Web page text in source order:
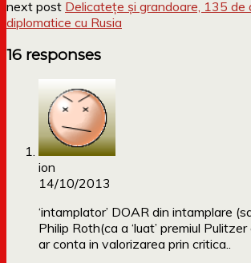
next post Delicatețe și grandoare, 135 de
diplomatice cu Rusia
16 responses
ion
14/10/2013
‘intamplator’ DOAR din intamplare
Philip Roth(ca a ‘luat’ premiul
ar conta in valorizarea prin critica..